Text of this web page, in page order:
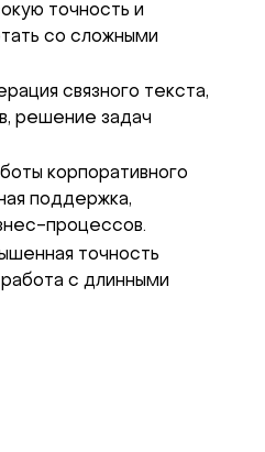
точность и
со сложными
связного текста,
решение задач
корпоративного
поддержка,
процессов.
точность
с длинными